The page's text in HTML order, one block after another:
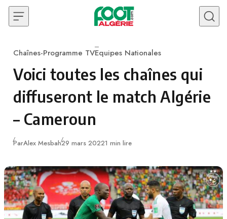
Skip to content
Category
Chaînes-Programme TVEquipes Nationales
Voici toutes les chaînes qui
diffuseront le match Algérie
– Cameroun
ParAlex MesbahPublié
29 mars 20221 min lire